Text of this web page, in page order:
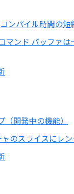
ンパイル時間の短
マンド バッファは
（開発中の機能）
のスライスにレ